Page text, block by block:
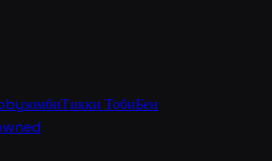
зомбиТикки ТобиБен